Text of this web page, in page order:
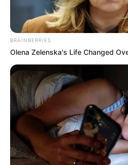
ดูดวง 12 ราศี ประจำเดือนกรกฎาค
29 มิ.ย. 2019
BRAINBERRIES
Olena Zelenska's Life Changed